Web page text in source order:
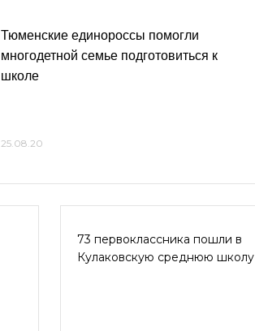
Тюменские единороссы помогли
многодетной семье подготовиться к
школе
25.08.20
73 первоклассника пошли в
Кулаковскую среднюю школу